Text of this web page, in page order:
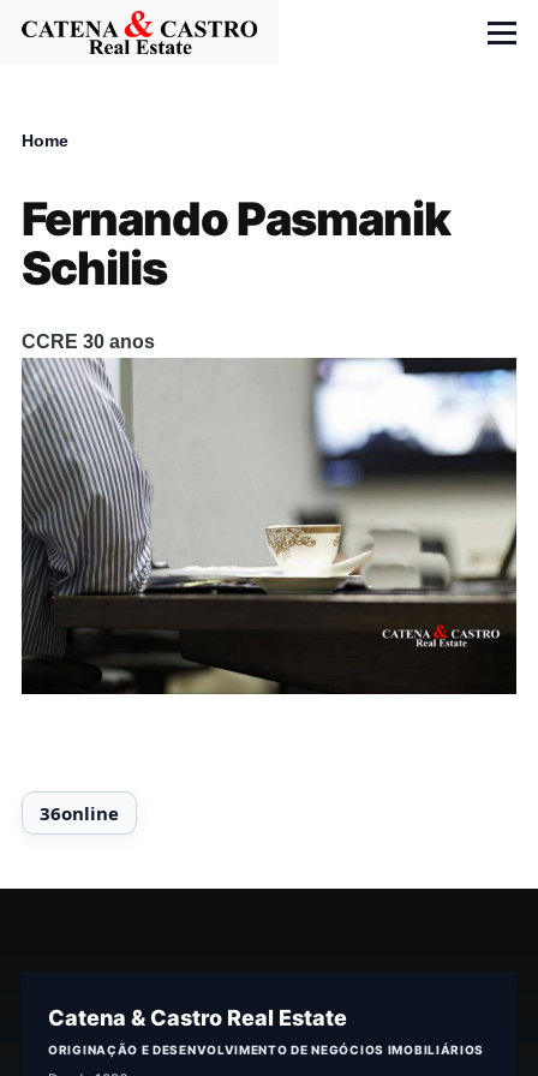
Skip to main content
Menu
Home
Fernando Pasmanik
Schilis
CCRE 30 anos
Catena & Castro Real Estate
ORIGINAÇÃO E DESENVOLVIMENTO DE NEGÓCIOS IMOBILIÁRIOS